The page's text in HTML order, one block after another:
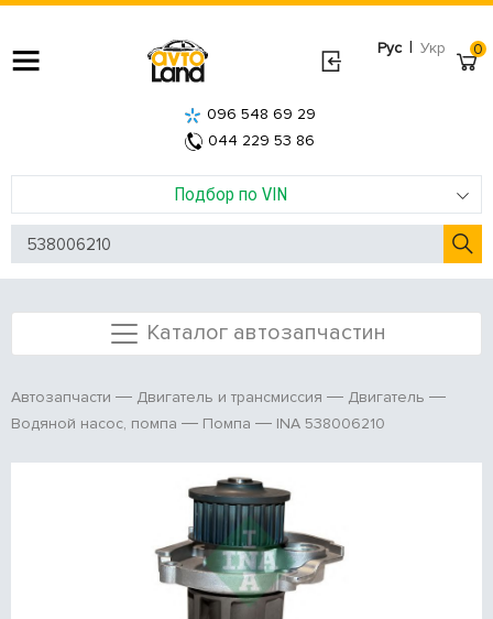
Рус | Укр
Подбор по VIN
096 548 69 29
044 229 53 86
0
Каталог автозапчастин
Автозапчасти Двигатель и трансмиссия
Двигатель
Водяной насос, помпа
Помпа INA 538006210